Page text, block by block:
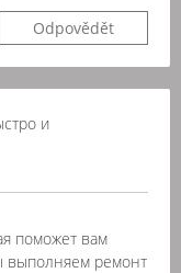
Odpovědět
и
поможет вам
выполняем ремонт